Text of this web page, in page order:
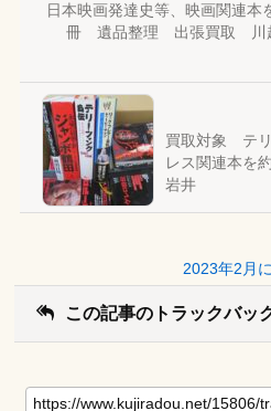
日本映画発達史等、映画関連本
冊 遺品整理 出張買取 川
買取対象 テリ
レス関連本
岩井
2023年2月
この記事のトラックバッ